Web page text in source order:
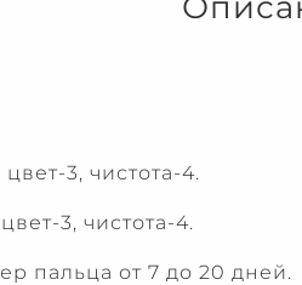
3, чистота-4.
3, чистота-4.
пальца от 7 до 20 дней.